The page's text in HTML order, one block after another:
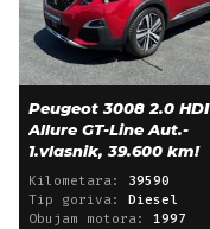
Peugeot 3008 2.0 HDI
Allure GT-Line Aut.-
1.vlasnik, 39.600 km!
Kilometara: 39590
Tip goriva:
Diesel
Obujam motora: 1997